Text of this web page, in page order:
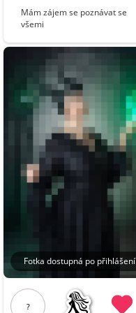
Mám zájem se poznávat se
všemi
Fotka dostupná po přihlášení
?